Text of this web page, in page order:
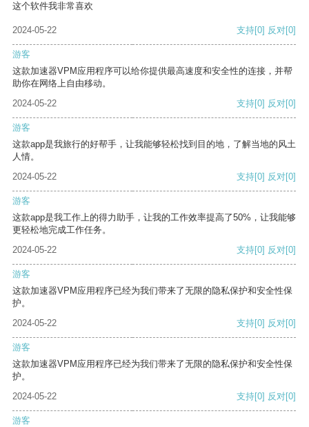
这个软件我非常喜欢
2024-05-22 支持[0] 反对[0]
游客
这款加速器VPM应用程序可以给你提供最高速度和安全性的连接，并帮
助你在网络上自由移动。
2024-05-22
支持[0] 反对[0]
游客
这款app是我旅行的好帮手，让我能够轻松找到目的地，了解当地的风土
人情。
2024-05-22
支持[0] 反对[0]
游客
这款app是我工作上的得力助手，让我的工作效率提高了50%，让我能够
更轻松地完成工作任务。
2024-05-22
支持[0] 反对[0]
游客
这款加速器VPM应用程序已经为我们带来了无限的隐私保护和安全性保
护。
2024-05-22
支持[0] 反对[0]
游客
这款加速器VPM应用程序已经为我们带来了无限的隐私保护和安全性保
护。
2024-05-22
支持[0] 反对[0]
游客